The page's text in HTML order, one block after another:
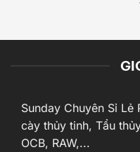
Sunday Chuyên Sỉ
cày thủy tinh, Tẩu
OCB, RAW,...